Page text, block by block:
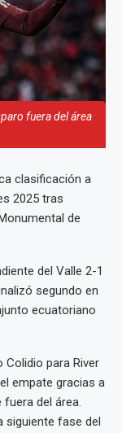
fuera del área
clasificación a
2025 tras
de
del Valle 2-1
segundo en
ecuatoriano
para River
empate gracias a
del área.
siguiente fase del